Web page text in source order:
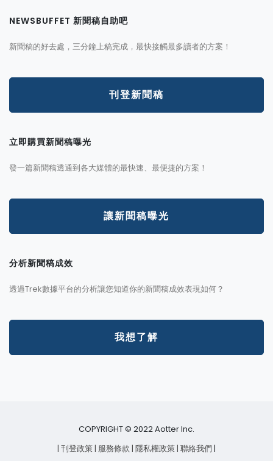
NEWSBUFFET 新聞稿自助吧
新聞稿的好去處，三分鐘上稿完成，最快接觸最多讀者的方案！
刊登新聞稿
立即購買新聞稿曝光
發一篇新聞稿透通到各大媒體的最快速、最便捷的方案！
讓新聞稿曝光
分析新聞稿成效
透過Trek數據平台的分析讓您知道你的新聞稿成效表現如何？
我想了解
COPYRIGHT © 2022 Aotter Inc.
| 刊登政策| 服務條款| 隱私權政策| 聯絡我們 |